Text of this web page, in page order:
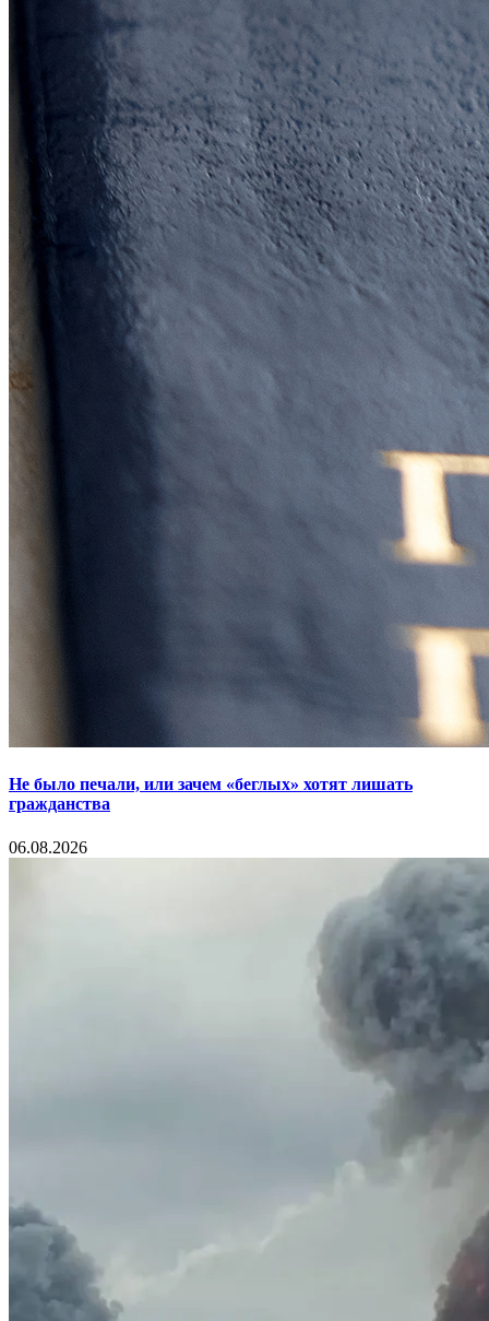
Не было печали, или зачем «беглых» хотят лишать
гражданства
06.08.2026